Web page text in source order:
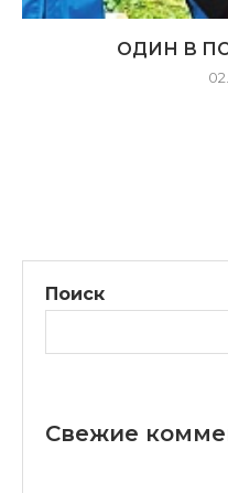
ОДИН В
Поиск
Свежие